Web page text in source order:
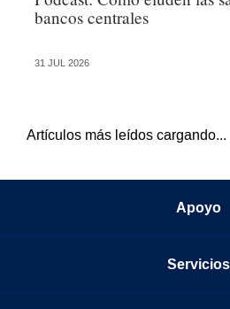
bancos centrales
31 JUL 2026
Artículos más leídos cargando...
Apoyo
Servicios